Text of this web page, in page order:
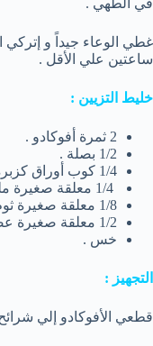
في الطهي .
غطي الوعاء جيداً و إتركي
ساعتين علي الأقل .
خليط التزيين :
2 ثمرة أفوكادو .
1/2 بصلة .
1/4 كوب أوراق كزبرة مفرومة.
1/8 معلقة صغيرة ثوم .
1/2 معلقة صغيرة عصير ليمون .
خس .
التجهيز :
قطعي الأفوكادو إلي شرائح